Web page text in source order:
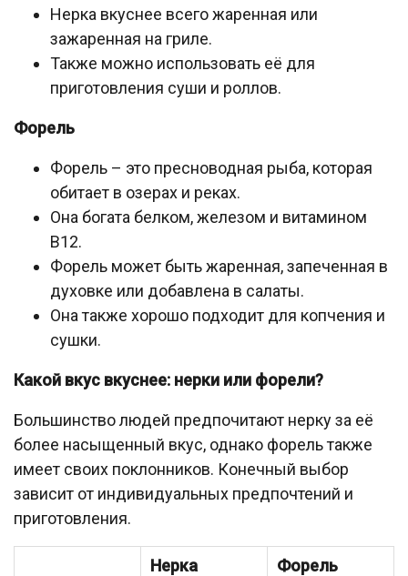
Нерка вкуснее всего жаренная или
зажаренная на гриле.
Также можно использовать её для
приготовления суши и роллов.
Форель
Форель – это пресноводная рыба, которая
обитает в озерах и реках.
Она богата белком, железом и витамином
B12.
Форель может быть жаренная, запеченная в
духовке или добавлена в салаты.
Она также хорошо подходит для копчения и
сушки.
Какой вкус вкуснее: нерки или форели?
Большинство людей предпочитают нерку за её
более насыщенный вкус, однако форель также
имеет своих поклонников. Конечный выбор
зависит от индивидуальных предпочтений и
приготовления.
Нерка
Форель